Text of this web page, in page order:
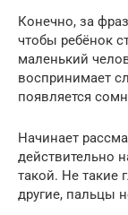
Конечно, за
чтобы ребёнок
маленький
воспринимает
появляется
Начинает
действительно
такой. Не такие
другие, пальцы